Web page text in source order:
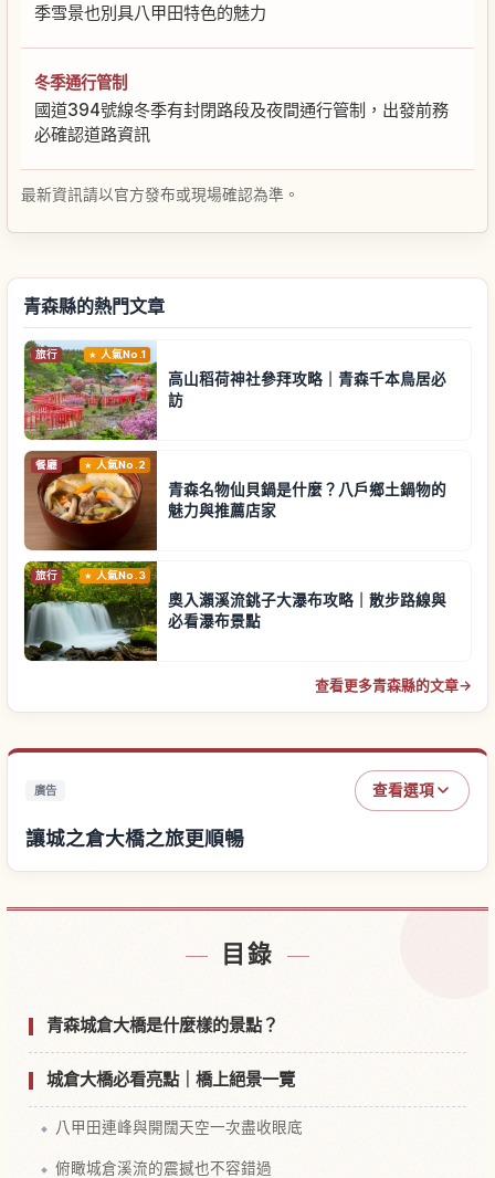
季雪景也別具八甲田特色的魅力
冬季通行管制
國道394號線冬季有封閉路段及夜間通行管制，出發前務
必確認道路資訊
最新資訊請以官方發布或現場確認為準。
青森縣的熱門文章
旅行 人氣No.1
高山稻荷神社參拜攻略｜青森千本鳥居必
訪
餐廳 人氣No.2
青森名物仙貝鍋是什麼？八戶鄉土鍋物的
魅力與推薦店家
旅行 人氣No.3
奧入瀨溪流銚子大瀑布攻略｜散步路線與
必看瀑布景點
查看更多青森縣的文章→
廣告 查看選項
讓城之倉大橋之旅更順暢
目錄
青森城倉大橋是什麼樣的景點？
城倉大橋必看亮點｜橋上絕景一覽
八甲田連峰與開闊天空一次盡收眼底
俯瞰城倉溪流的震撼也不容錯過